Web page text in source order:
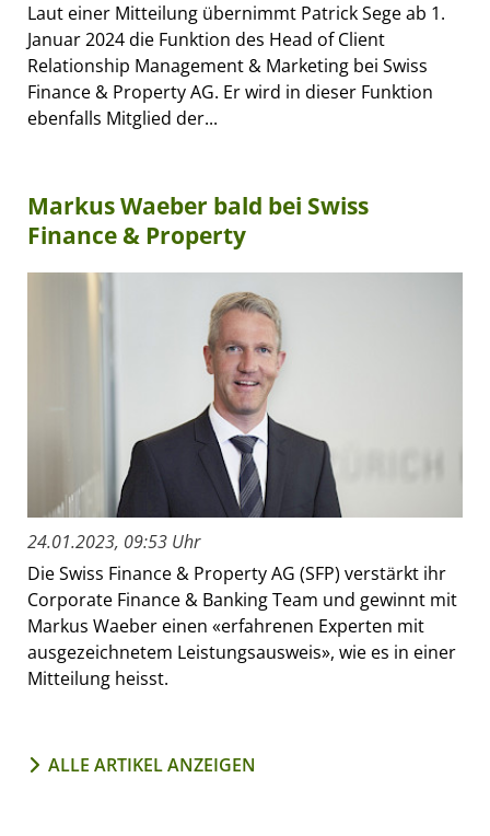
Laut einer Mitteilung übernimmt Patrick Sege ab 1.
Januar 2024 die Funktion des Head of Client
Relationship Management & Marketing bei Swiss
Finance & Property AG. Er wird in dieser Funktion
ebenfalls Mitglied der...
Markus Waeber bald bei Swiss
Finance & Property
24.01.2023, 09:53 Uhr
Die Swiss Finance & Property AG (SFP) verstärkt ihr
Corporate Finance & Banking Team und gewinnt mit
Markus Waeber einen «erfahrenen Experten mit
ausgezeichnetem Leistungsausweis», wie es in einer
Mitteilung heisst.
ALLE ARTIKEL ANZEIGEN